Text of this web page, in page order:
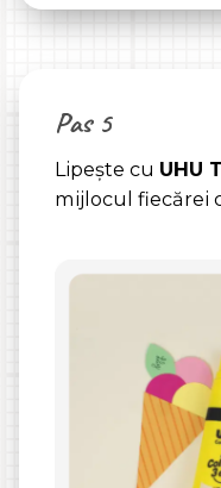
Pas 5
Lipește cu UHU
mijlocul fiecărei